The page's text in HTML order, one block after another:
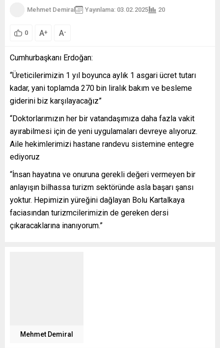
Mehmet Demiral Yayınlama: 03.02.2025 20
0 A+ A-
Cumhurbaşkanı Erdoğan:
“Üreticilerimizin 1 yıl boyunca aylık 1 asgari ücret tutarı
kadar, yani toplamda 270 bin liralık bakım ve besleme
giderini biz karşılayacağız”
“Doktorlarımızın her bir vatandaşımıza daha fazla vakit
ayırabilmesi için de yeni uygulamaları devreye alıyoruz.
Aile hekimlerimizi hastane randevu sistemine entegre
ediyoruz
“İnsan hayatına ve onuruna gerekli değeri vermeyen bir
anlayışın bilhassa turizm sektöründe asla başarı şansı
yoktur. Hepimizin yüreğini dağlayan Bolu Kartalkaya
faciasından turizmcilerimizin de gereken dersi
çıkaracaklarına inanıyorum.”
Mehmet Demiral